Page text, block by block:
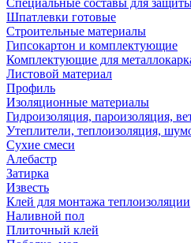
Специальные составы для
Шпатлевки готовые
Строительные материалы
Гипсокартон и комплектующие
Комплектующие для
Листовой материал
Профиль
Изоляционные материалы
Гидроизоляция, пароизоляция,
Утеплители, теплоизоляция,
Сухие смеси
Алебастр
Затирка
Известь
Клей для монтажа теплоизоляции
Наливной пол
Плиточный клей